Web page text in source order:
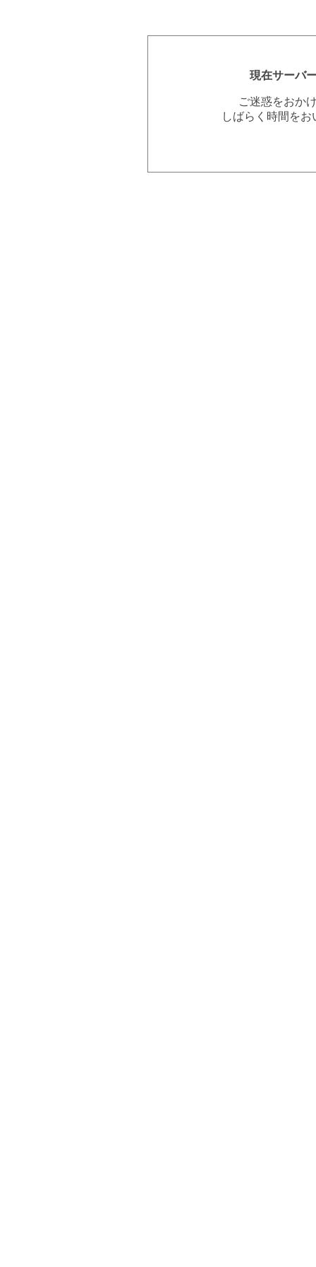
現在サーバ
ご迷惑をおか
しばらく時間を